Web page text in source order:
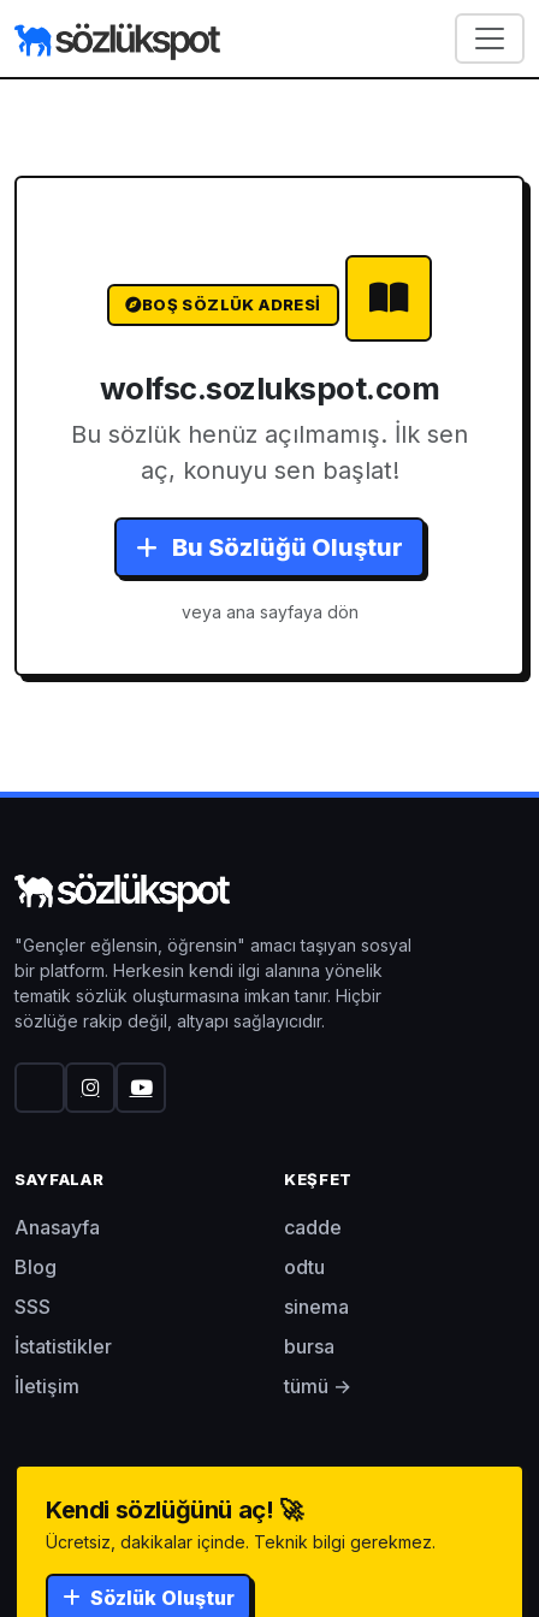
BOŞ SÖZLÜK ADRESI
wolfsc.sozlukspot.com
Bu sözlük henüz açılmamış. İlk sen
aç, konuyu sen başlat!
Bu Sözlüğü Oluştur
veya ana sayfaya dön
"Gençler eğlensin, öğrensin" amacı taşıyan sosyal
bir platform. Herkesin kendi ilgi alanına yönelik
tematik sözlük oluşturmasına imkan tanır. Hiçbir
sözlüğe rakip değil, altyapı sağlayıcıdır.
SAYFALAR
Anasayfa
Blog
SSS
İstatistikler
İletişim
KEŞFET
cadde
odtu
sinema
bursa
tümü →
Kendi sözlüğünü aç! 🚀
Ücretsiz, dakikalar içinde. Teknik bilgi gerekmez.
Sözlük Oluştur